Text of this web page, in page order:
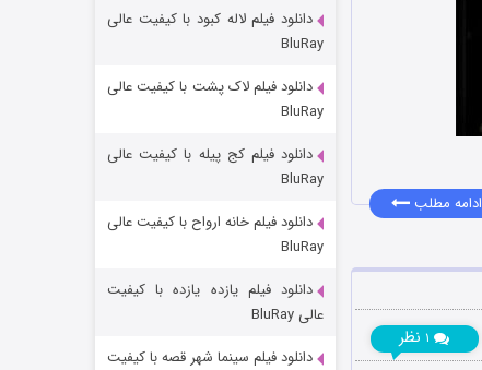
ادامه مطلب
۱ نظر
خاندان اژدها فصل ۳
دانلود فیلم لاله کبود با کیفیت عالی
BluRay
دانلود فیلم لاک پشت با کیفیت عالی
BluRay
دانلود فیلم کج‌ پیله با کیفیت عالی
BluRay
دانلود فیلم خانه ارواح با کیفیت عالی
BluRay
دانلود فیلم یازده یازده با کیفیت
عالی BluRay
دانلود فیلم سینما شهر قصه با کیفیت